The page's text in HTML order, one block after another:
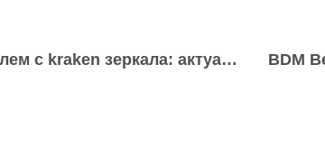
Решение проблем с kraken зеркала: актуальные способы доступа